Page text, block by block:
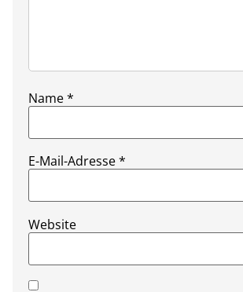
Name*
E-Mail-Adresse*
Website